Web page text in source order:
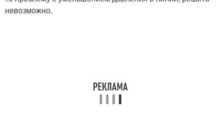
невозможно.